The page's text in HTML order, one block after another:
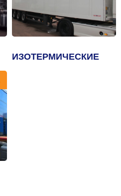
ИЗОТЕРМИЧЕСКИЕ